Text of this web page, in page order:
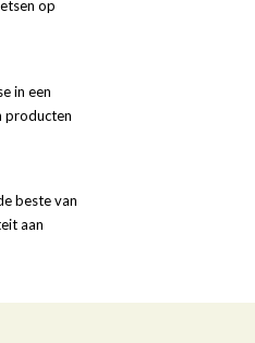
op
in een
producten
beste van
aan